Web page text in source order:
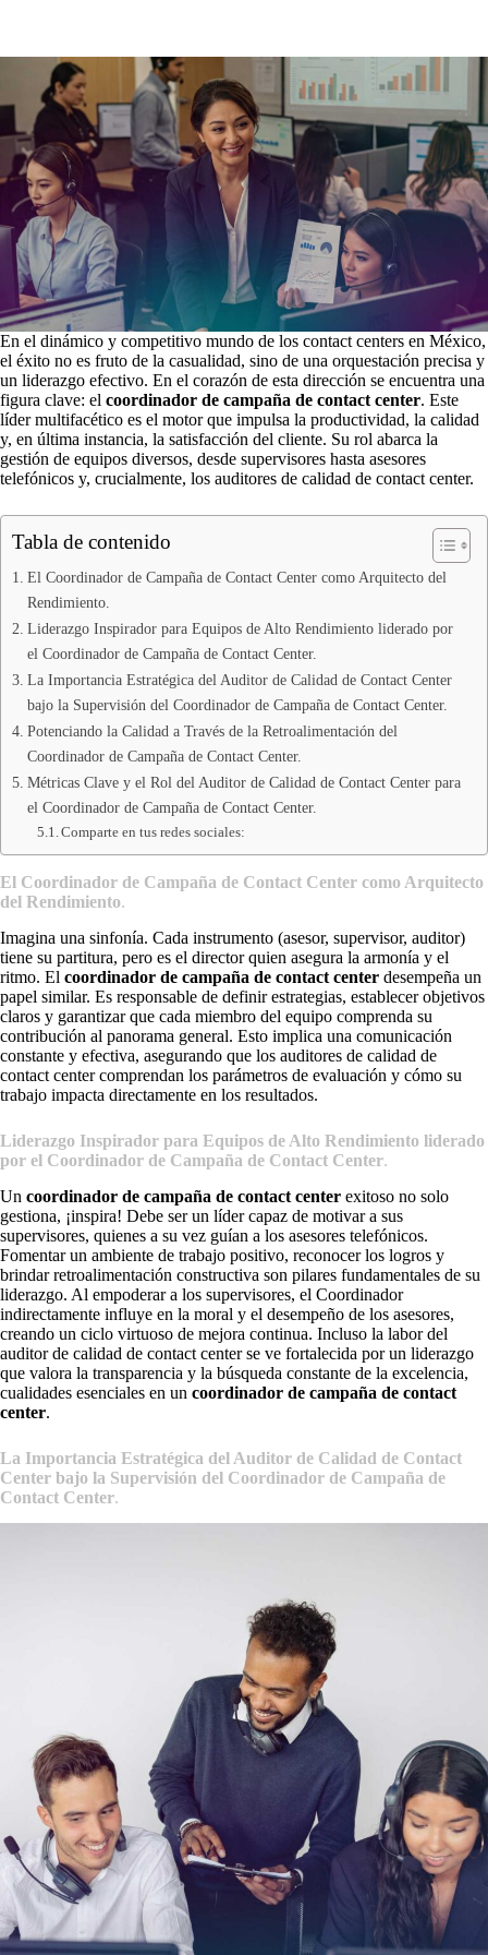
En el dinámico y competitivo mundo de los contact centers en México,
el éxito no es fruto de la casualidad, sino de una orquestación precisa y
un liderazgo efectivo. En el corazón de esta dirección se encuentra una
figura clave: el coordinador de campaña de contact center. Este
líder multifacético es el motor que impulsa la productividad, la calidad
y, en última instancia, la satisfacción del cliente. Su rol abarca la
gestión de equipos diversos, desde supervisores hasta asesores
telefónicos y, crucialmente, los auditores de calidad de contact center.
Tabla de contenido
El Coordinador de Campaña de Contact Center como Arquitecto del
Rendimiento.
Liderazgo Inspirador para Equipos de Alto Rendimiento liderado por
el Coordinador de Campaña de Contact Center.
La Importancia Estratégica del Auditor de Calidad de Contact Center
bajo la Supervisión del Coordinador de Campaña de Contact Center.
Potenciando la Calidad a Través de la Retroalimentación del
Coordinador de Campaña de Contact Center.
Métricas Clave y el Rol del Auditor de Calidad de Contact Center para
el Coordinador de Campaña de Contact Center.
Comparte en tus redes sociales:
El Coordinador de Campaña de Contact Center como Arquitecto
del Rendimiento.
Imagina una sinfonía. Cada instrumento (asesor, supervisor, auditor)
tiene su partitura, pero es el director quien asegura la armonía y el
ritmo. El coordinador de campaña de contact center desempeña un
papel similar. Es responsable de definir estrategias, establecer objetivos
claros y garantizar que cada miembro del equipo comprenda su
contribución al panorama general. Esto implica una comunicación
constante y efectiva, asegurando que los auditores de calidad de
contact center comprendan los parámetros de evaluación y cómo su
trabajo impacta directamente en los resultados.
Liderazgo Inspirador para Equipos de Alto Rendimiento liderado
por el Coordinador de Campaña de Contact Center.
Un coordinador de campaña de contact center exitoso no solo
gestiona, ¡inspira! Debe ser un líder capaz de motivar a sus
supervisores, quienes a su vez guían a los asesores telefónicos.
Fomentar un ambiente de trabajo positivo, reconocer los logros y
brindar retroalimentación constructiva son pilares fundamentales de su
liderazgo. Al empoderar a los supervisores, el Coordinador
indirectamente influye en la moral y el desempeño de los asesores,
creando un ciclo virtuoso de mejora continua. Incluso la labor del
auditor de calidad de contact center se ve fortalecida por un liderazgo
que valora la transparencia y la búsqueda constante de la excelencia,
cualidades esenciales en un coordinador de campaña de contact
center.
La Importancia Estratégica del Auditor de Calidad de Contact
Center bajo la Supervisión del Coordinador de Campaña de
Contact Center.